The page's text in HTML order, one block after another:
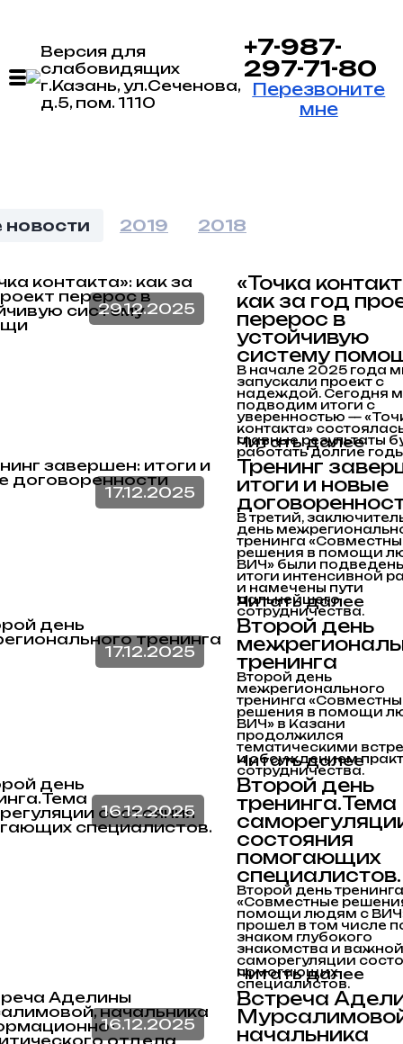
Версия для
слабовидящих
г.Казань, ул.Сеченова,
д.5, пом. 1110
+7-987-
297-71-80
Перезвоните
мне
новости 2019 2018
29.12.2025
«Точка
как за год
перерос в
устойчивую
систему
В начале 2025 года
запускали проект с
надеждой. Сегодня
подводим итоги с
уверенностью —
контакта»
главные результаты
работать долгие
Читать далее
17.12.2025
Тренинг
итоги и новые
В третий,
день
тренинга
решения в помощи
ВИЧ» были
итоги интенсивной
и намечены пути
дальнейшего
сотрудничества.
Читать далее
17.12.2025
Второй день
тренинга
Второй день
межрегионального
тренинга
решения в помощи
ВИЧ» в Казани
продолжился
тематическими
и обсуждением
сотрудничества.
Читать далее
16.12.2025
Второй день
тренинга.Тема
состояния
помогающих
специалистов.
Второй день тренинга
«Совместные
помощи людям с
прошел в том числе
знаком глубокого
знакомства и
саморегуляции
помогающих
специалистов.
Читать далее
16.12.2025
Встреча
начальника